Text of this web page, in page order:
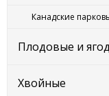
Канадские
Плодовые и
Хвойные